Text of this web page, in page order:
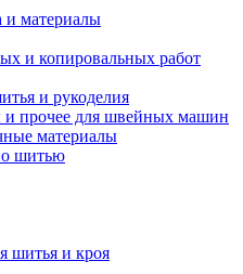
и материалы
и копировальных работ
и рукоделия
прочее для швейных машин
материалы
шитью
шитья и кроя